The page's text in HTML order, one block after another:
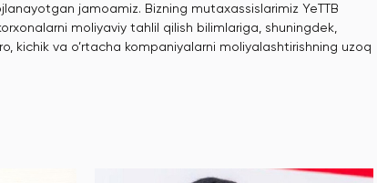
jamoamiz. Bizning mutaxassislarimiz YeTTB
moliyaviy tahlil qilish bilimlariga, shuningdek,
kichik va o’rtacha kompaniyalarni moliyalashtirishning uzoq